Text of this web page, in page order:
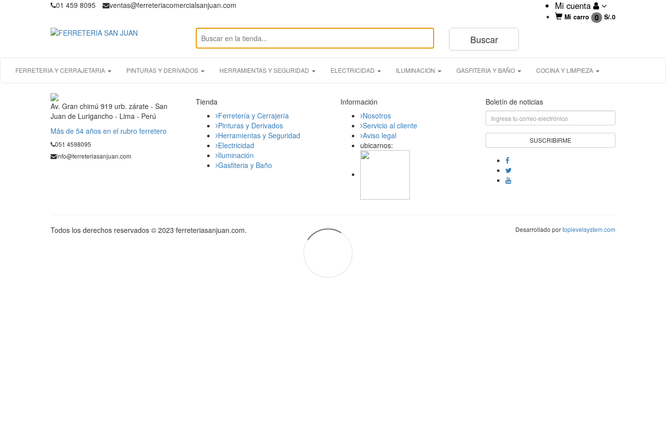
01 459 8095 ventas@ferreteriacomercialsanjuan.com Mi cuenta
Mi carro 0 S/.0
FERRETERIA Y CERRAJETARIA PINTURAS Y DERIVADOS HERRAMIENTAS Y SEGURIDAD ELECTRICIDAD ILUMINACION GASFITERIA Y BAÑO COCINA Y LIMPIEZA
Av. Gran chimú 919 urb. zárate - San
Juan de Lurigancho - Lima - Perú
Mås de 54 años en el rubro ferretero
051 4598095
info@ferreteriasanjuan.com
Tienda
Ferretería y Cerrajería
Pinturas y Derivados
Herramientas y Seguridad
Electricidad
Iluminación
Gasfiteria y Baño
Información
Nosotros
Servicio al cliente
Aviso legal
ubicarnos:
Boletín de noticias
Todos los derechos reservados © 2023 ferreteriasanjuan.com. Desarrollado portoplevelsystem.com